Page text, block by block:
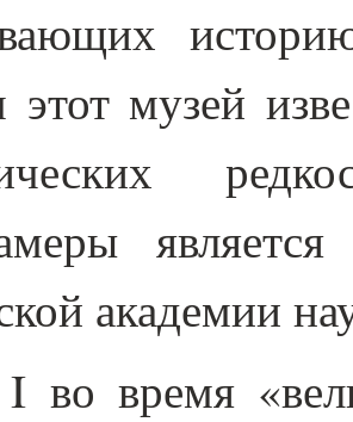
музей
академии
во время